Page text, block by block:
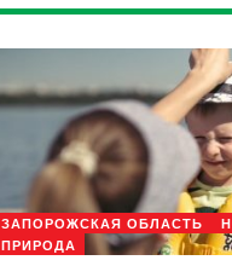
ЗАПОРОЖСКАЯ ОБЛАСТЬ
ПРИРОДА